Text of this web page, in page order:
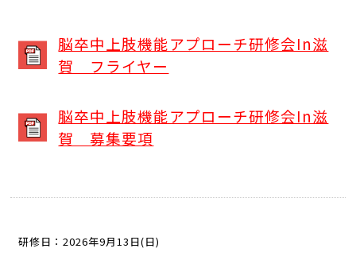
脳卒中上肢機能アプローチ研修会In滋
賀 フライヤー
脳卒中上肢機能アプローチ研修会In滋
賀 募集要項
研修日：2026年9月13日(日)